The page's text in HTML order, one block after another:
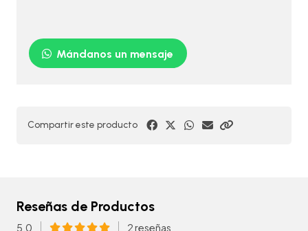
Mándanos un mensaje
Compartir este producto
Reseñas de Productos
5.0 2 reseñas